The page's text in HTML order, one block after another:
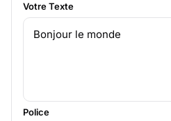
Votre Texte
Police